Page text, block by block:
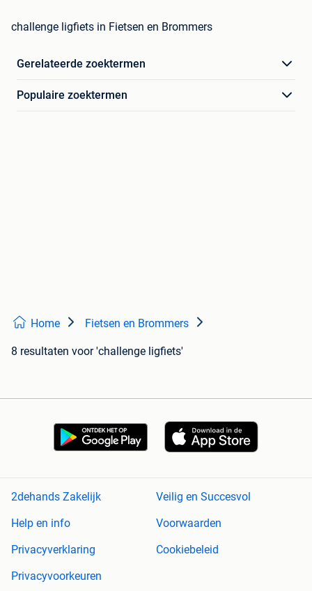
challenge ligfiets in Fietsen en Brommers
Gerelateerde zoektermen
Populaire zoektermen
Home Fietsen en Brommers
8 resultaten voor 'challenge ligfiets'
2dehands Zakelijk
Veilig en Succesvol
Help en info
Voorwaarden
Privacyverklaring
Cookiebeleid
Privacyvoorkeuren